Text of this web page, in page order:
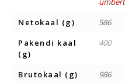
Netokaal (g)
586
Pakendi kaal
(g)
400
Brutokaal (g)
986